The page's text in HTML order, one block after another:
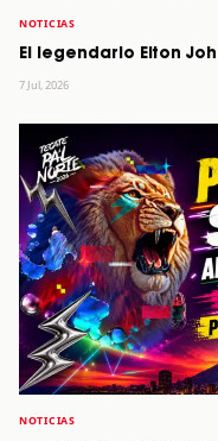
NOTICIAS
El legendario Elton
7 Jul, 2026
NOTICIAS